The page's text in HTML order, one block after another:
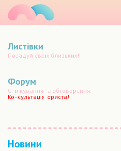
Листівки
Порадуй своїх близьких!
Форум
Спілкування та обговорення.
Консультація юриста!
Новини